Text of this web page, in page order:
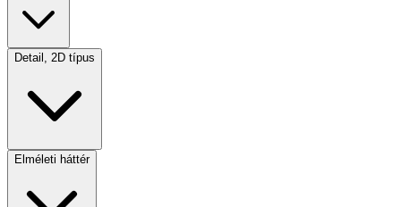
Detail, 2D típus
Elméleti háttér